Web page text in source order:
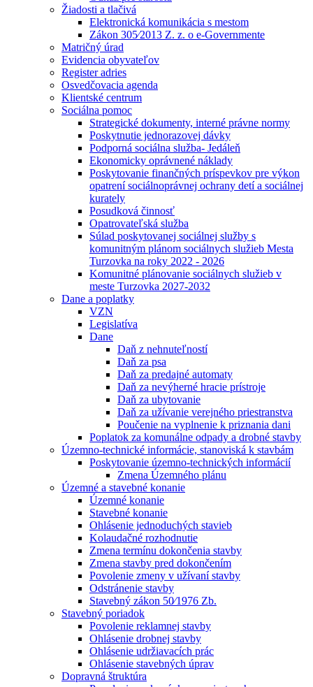
Žiadosti a tlačivá
Elektronická komunikácia s mestom
Zákon 305⁄2013 Z. z. o e-Governmente
Matričný úrad
Evidencia obyvateľov
Register adries
Osvedčovacia agenda
Klientské centrum
Sociálna pomoc
Strategické dokumenty, interné právne normy
Poskytnutie jednorazovej dávky
Podporná sociálna služba- Jedáleň
Ekonomicky oprávnené náklady
Poskytovanie finančných príspevkov pre výkon
opatrení sociálnoprávnej ochrany detí a sociálnej
kurately
Posudková činnosť
Opatrovateľská služba
Súlad poskytovanej sociálnej služby s
komunitným plánom sociálnych služieb Mesta
Turzovka na roky 2022 - 2026
Komunitné plánovanie sociálnych služieb v
meste Turzovka 2027-2032
Dane a poplatky
VZN
Legislatíva
Dane
Daň z nehnuteľností
Daň za psa
Daň za predajné automaty
Daň za nevýherné hracie prístroje
Daň za ubytovanie
Daň za užívanie verejného priestranstva
Poučenie na vyplnenie k priznania dani
Poplatok za komunálne odpady a drobné stavby
Územno-technické informácie, stanoviská k stavbám
Poskytovanie územno-technických informácií
Zmena Územného plánu
Územné a stavebné konanie
Územné konanie
Stavebné konanie
Ohlásenie jednoduchých stavieb
Kolaudačné rozhodnutie
Zmena termínu dokončenia stavby
Zmena stavby pred dokončením
Povolenie zmeny v užívaní stavby
Odstránenie stavby
Stavebný zákon 50⁄1976 Zb.
Stavebný poriadok
Povolenie reklamnej stavby
Ohlásenie drobnej stavby
Ohlásenie udržiavacích prác
Ohlásenie stavebných úprav
Dopravná štruktúra